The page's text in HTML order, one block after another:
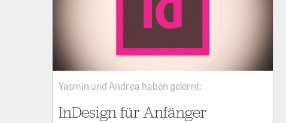
Yasmin und Andrea haben gelernt:
InDesign für Anfänger